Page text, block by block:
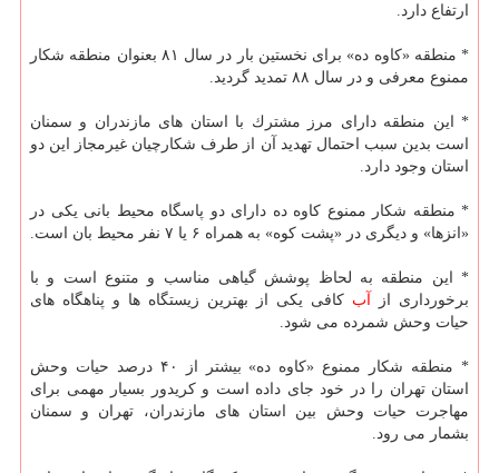
ارتفاع دارد.
* منطقه «كاوه ده» برای نخستین بار در سال ۸۱ بعنوان منطقه شكار
ممنوع معرفی و در سال ۸۸ تمدید گردید.
* این منطقه دارای مرز مشترك با استان های مازندران و سمنان
است بدین سبب احتمال تهدید آن از طرف شكارچیان غیرمجاز این دو
استان وجود دارد.
* منطقه شكار ممنوع كاوه ده دارای دو پاسگاه محیط بانی یكی در
«انزها» و دیگری در «پشت كوه» به همراه ۶ یا ۷ نفر محیط بان است.
* این منطقه به لحاظ پوشش گیاهی مناسب و متنوع است و با
برخورداری از آب كافی یكی از بهترین زیستگاه ها و پناهگاه های
حیات وحش شمرده می شود.
* منطقه شكار ممنوع «كاوه ده» بیشتر از ۴۰ درصد حیات وحش
استان تهران را در خود جای داده است و كریدور بسیار مهمی برای
مهاجرت حیات وحش بین استان های مازندران، تهران و سمنان
بشمار می رود.